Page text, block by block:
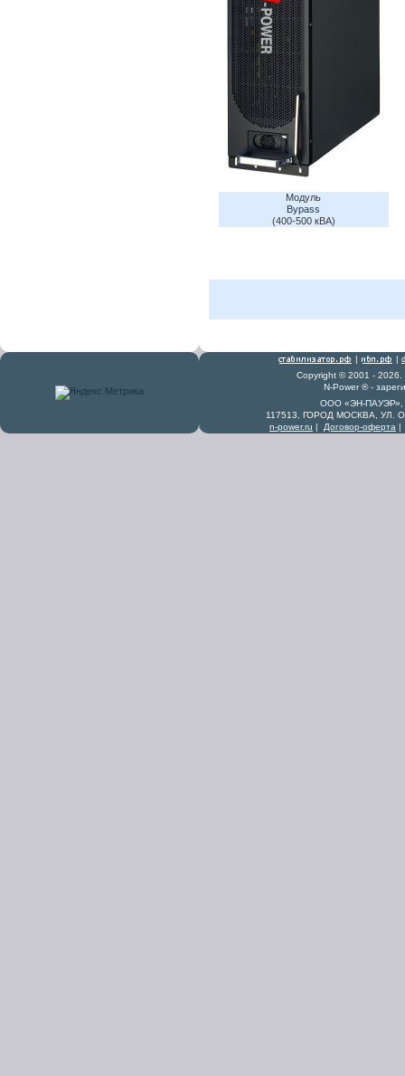
Модуль
Bypass
(400-500 кВА)
| |
Copyright © 2001 -
N-Power ® -
ООО «ЭН-ПАУЭР»,
117513, ГОРОД МОСКВА, УЛ.
n-power.ru | Договор-оферта